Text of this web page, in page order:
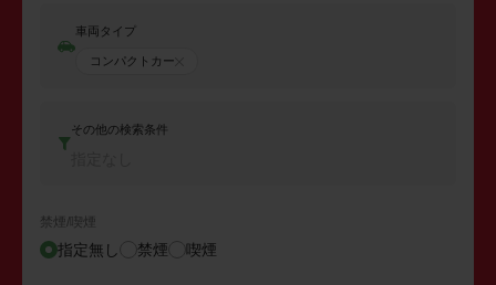
車両タイプ
コンパクトカー
その他の検索条件
禁煙/喫煙
指定無し 禁煙 喫煙